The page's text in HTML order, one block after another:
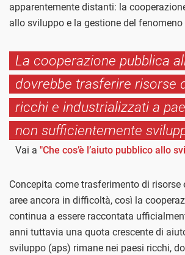
apparentemente distanti: la
allo sviluppo e la gestione del
La cooperazione pubblica
dovrebbe trasferire risorse
ricchi e industrializzati a
non sufficientemente
Vai a "Che cos’è l’aiuto pubblico allo
Concepita come trasferimento di risorse
aree ancora in difficoltà, così la
continua a essere raccontata
anni tuttavia una quota crescente di
sviluppo (aps) rimane nei paesi ricchi,